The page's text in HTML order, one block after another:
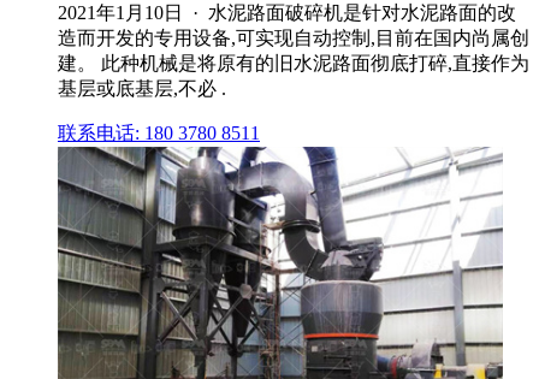
2021年1月10日 · 水泥路面破碎机是针对水泥路面的改
造而开发的专用设备,可实现自动控制,目前在国内尚属创
建。 此种机械是将原有的旧水泥路面彻底打碎,直接作为
基层或底基层,不必 .
联系电话: 180 3780 8511